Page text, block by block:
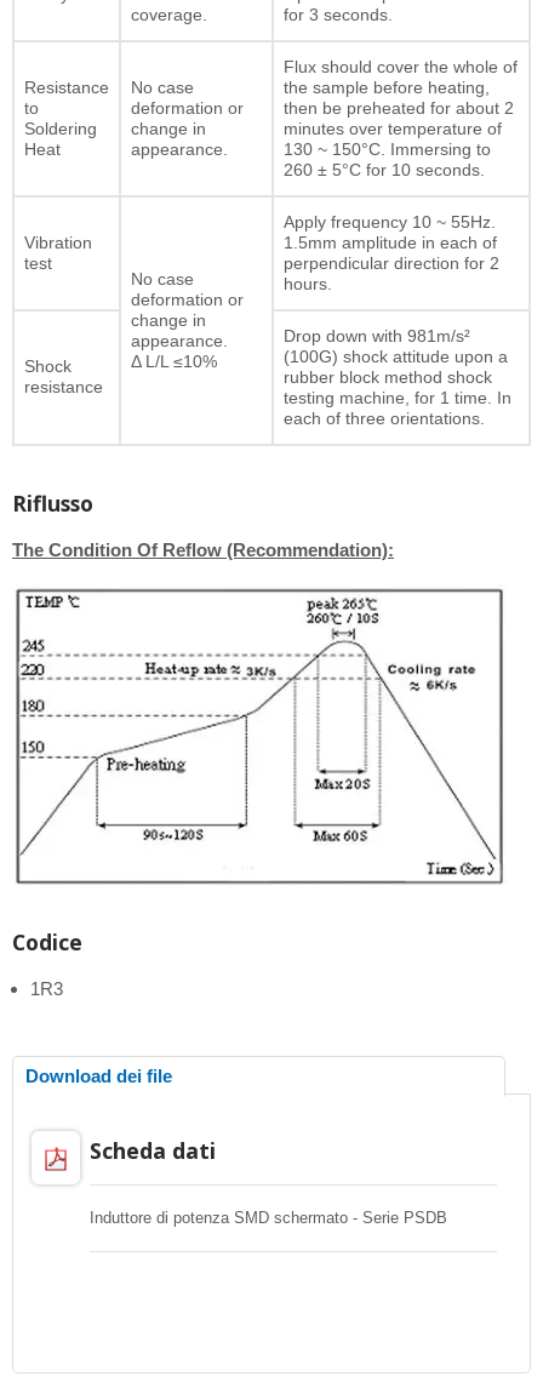
coverage.
for 3 seconds.
Resistance
to
Soldering
Heat
No case
deformation or
change in
appearance.
Flux should cover the whole of
the sample before heating,
then be preheated for about 2
minutes over temperature of
130 ~ 150°C. Immersing to
260 ± 5°C for 10 seconds.
Vibration
test
No case
deformation or
change in
appearance.
Δ L/L ≤10%
Apply frequency 10 ~ 55Hz.
1.5mm amplitude in each of
perpendicular direction for 2
hours.
Shock
resistance
Drop down with 981m/s²
(100G) shock attitude upon a
rubber block method shock
testing machine, for 1 time. In
each of three orientations.
Riflusso
The Condition Of Reflow (Recommendation):
Codice
1R3
Download dei file
Scheda dati
Induttore di potenza SMD schermato - Serie PSDB